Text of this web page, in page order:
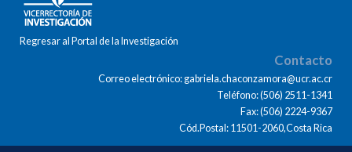
Regresar al Portal de la Investigación
Contacto
Correo electrónico: gabriela.chaconzamora@ucr.ac.cr
Teléfono: (506) 2511-1341
Fax: (506) 2224-9367
Cód.Postal: 11501-2060,Costa Rica